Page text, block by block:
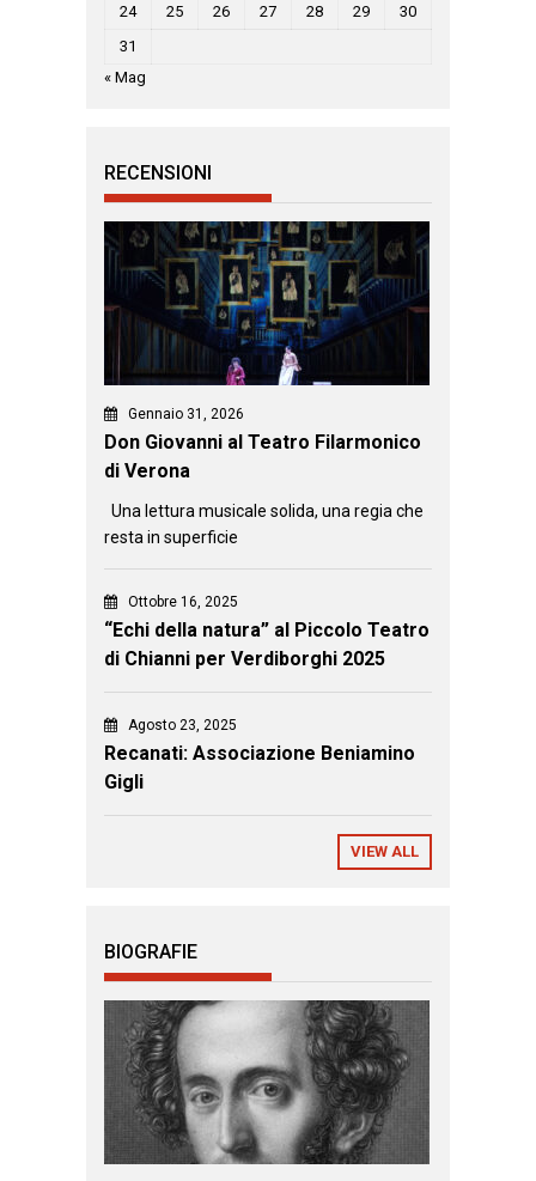
24
25 26 27 28 29
30
31
« Mag
RECENSIONI
Gennaio 31, 2026
Don Giovanni al Teatro Filarmonico
di Verona
Una lettura musicale solida, una regia che
resta in superficie
Ottobre 16, 2025
“Echi della natura” al Piccolo Teatro
di Chianni per Verdiborghi 2025
Agosto 23, 2025
Recanati: Associazione Beniamino
Gigli
VIEW ALL
BIOGRAFIE